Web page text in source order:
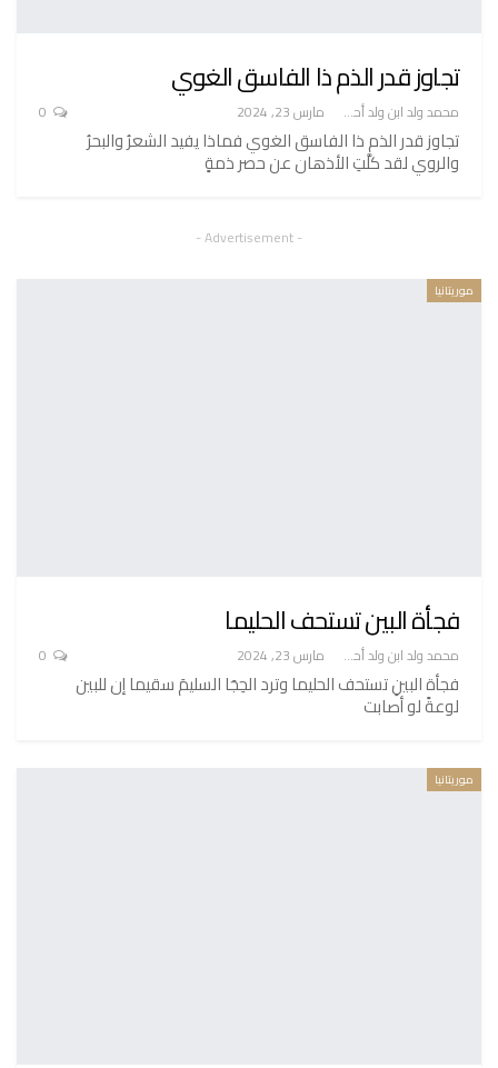
تجاوز قدر الذم ذا الفاسق الغوي
محمد ولد ابن ولد أحميدا مارس 23, 2024
تجاوز قدر الذم ذا الفاسق الغوي فماذا يفيد الشعرُ والبحرُ
والروي لقد كلَّتِ الأذهان عن حصر ذمةٍ
- Advertisement -
موريتانيا
فجأة البين تستحف الحليما
محمد ولد ابن ولد أحميدا مارس 23, 2024
فجأة البينِ تستحف الحليما وترد الحِجَا السليمَ سقيما إن للبين
لوعةً لو أصابت
موريتانيا